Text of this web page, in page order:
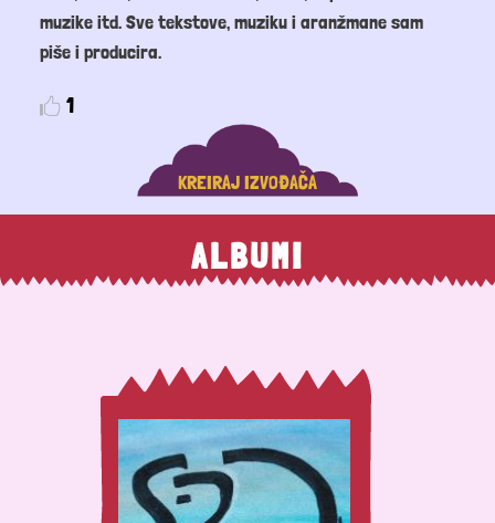
muzike itd. Sve tekstove, muziku i aranžmane sam
piše i producira.
1
KREIRAJ IZVOĐAČA
ALBUMI